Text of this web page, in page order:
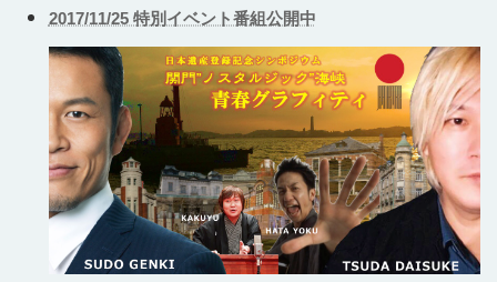
2017/11/25 特別イベント番組公開中